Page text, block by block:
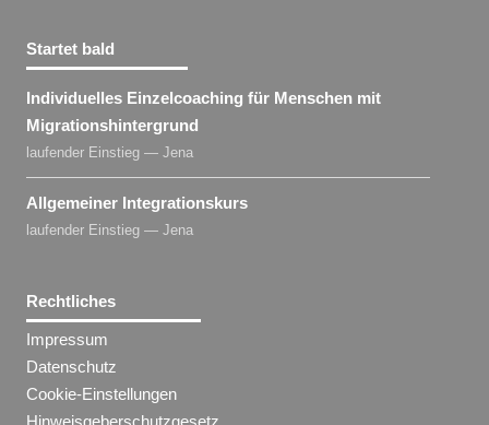
Startet bald
Individuelles Einzelcoaching für Menschen mit
Migrationshintergrund
laufender Einstieg — Jena
Allgemeiner Integrationskurs
laufender Einstieg — Jena
Rechtliches
Impressum
Datenschutz
Cookie-Einstellungen
Hinweisgeberschutzgesetz